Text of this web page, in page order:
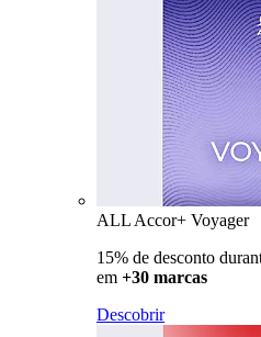
ALL Accor+ Voyager
15% de desconto
em +30 marcas
Descobrir